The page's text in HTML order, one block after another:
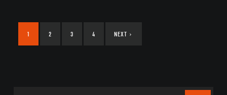
1 2 3 4 NEXT ›